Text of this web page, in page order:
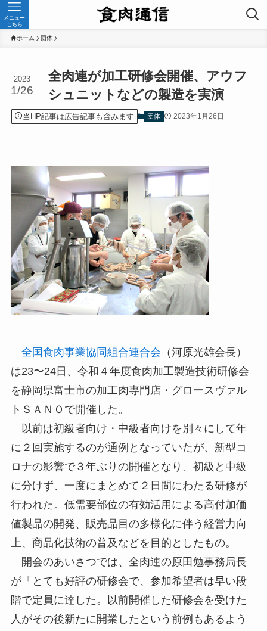
メニュー
こちら
ホーム 団体
全肉連が加工研修会開催、アウフ
シュニットなどの製造を実演
2023
1/26
当HP記事は広告記事も含みます 団体 2023年1月26日
全国食肉事業協同組合連合会 （河原光雄会長）
は23〜24日、令和４年度食肉加工製造技術研修会
を静岡県富士市の加工肉専門店・グロースヴァル
トＳＡＮＯで開催した。
以前は初級者向け・中級者向けを別々にして年
に２回実施するのが通例となっていたが、新型コ
ロナの影響で３年ぶりの開催となり、初級と中級
に分けず、一度にまとめて２日間にわたる研修が
行われた。低需要部位の有効活用による高付加価
値製品の開発、販売品目の多様化に伴う経営力向
上、商品化技術の普及などを目的としたもの。
開会のあいさつでは、全肉連の原田勉事務局長
が「とても好評の研修会で、参加希望者は早い段
階で定員に達した。以前開催した研修会を受けた
人がその後新たに開業したという前例もあるよう